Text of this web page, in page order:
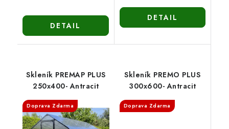
DETAIL
DETAIL
Skleník PREMAP PLUS
250x400- Antracit
Doprava Zdarma
Skleník PREMO PLUS
300x600- Antracit
Doprava Zdarma